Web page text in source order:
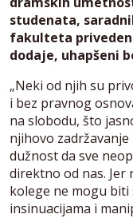
studenata,
fakulteta
dodaje, uhapšeni
„Neki od njih su
i bez pravnog
na slobodu, što
njihovo zadržavanje
dužnost da sve
direktno od nas. Jer
kolege ne mogu
insinuacijama i